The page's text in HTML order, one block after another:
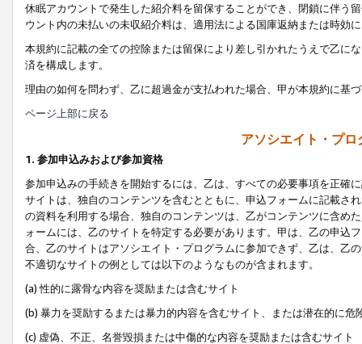
休眠アカウントで発生した紹介料を留保することができ、閉鎖に伴う
ウント内の未払いの未収紹介料は、適用法による国庫返納または時効
本規約に記載の全ての控除または留保により差し引かれたうえで乙に
済を構成します。
理由の如何を問わず、乙に超過金が支払われた場合、甲が本規約に基
ページ上部に戻る
アソシエイト・プ
1. 参加申込みおよび参加資格
参加申込みの手続きを開始するには、乙は、すべての必要事項を正確
サイトは、独自のコンテンツを含むとともに、申込フォームに記載さ
の資料を利用する場合、独自のコンテンツは、乙がコンテンツに含め
ォームには、乙のサイトを特定する必要があります。甲は、乙の申込
合、乙のサイトはアソシエイト・プログラムに参加できず、乙は、乙
不適切なサイトの例としては以下のようなものが含まれます。
(a) 性的に露骨な内容を奨励または含むサイト
(b) 暴力を奨励するまたは暴力的内容を含むサイト、または潜在的に
(c) 虚偽、不正、名誉毀損または中傷的な内容を奨励または含むサイト